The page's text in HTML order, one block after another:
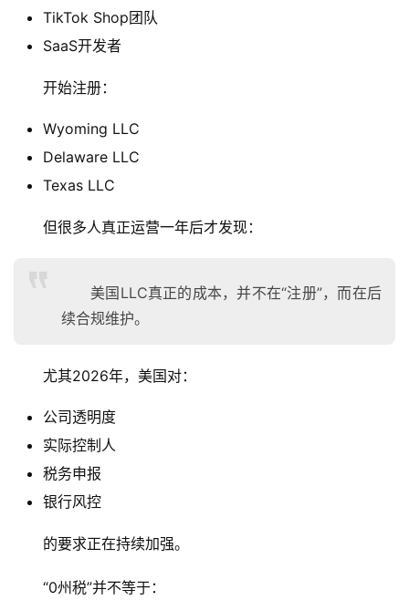
TikTok Shop团队
SaaS开发者
开始注册：
Wyoming LLC
Delaware LLC
Texas LLC
但很多人真正运营一年后才发现：
美国LLC真正的成本，并不在“注册”，而在后
续合规维护。
尤其2026年，美国对：
公司透明度
实际控制人
税务申报
银行风控
的要求正在持续加强。
“0州税”并不等于：